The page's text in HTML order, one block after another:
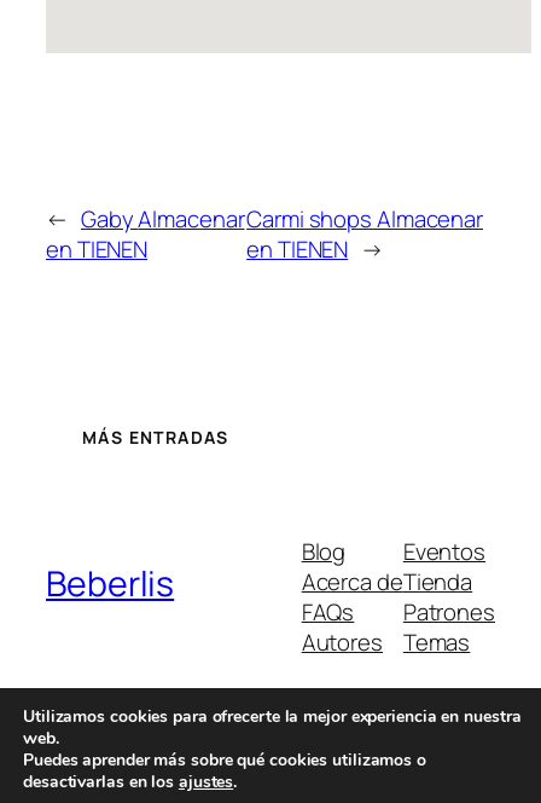
← GabyAlmacenar
en TIENEN
Carmi shopsAlmacenar
en TIENEN →
MÁS ENTRADAS
Beberlis
Blog
Acerca de
FAQs
Autores
Eventos
Tienda
Patrones
Temas
Twenty Twenty-Five Diseñado con WordPress
Utilizamos cookies para ofrecerte la mejor experiencia en nuestra
web.
Puedes aprender más sobre qué cookies utilizamos o
desactivarlas en los ajustes.